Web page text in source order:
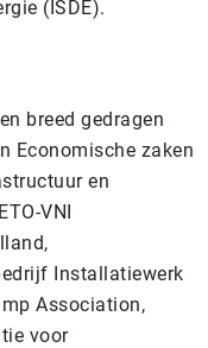
(ISDE).
breed gedragen
Economische zaken
en
VNI
Installatiewerk
Association,
voor